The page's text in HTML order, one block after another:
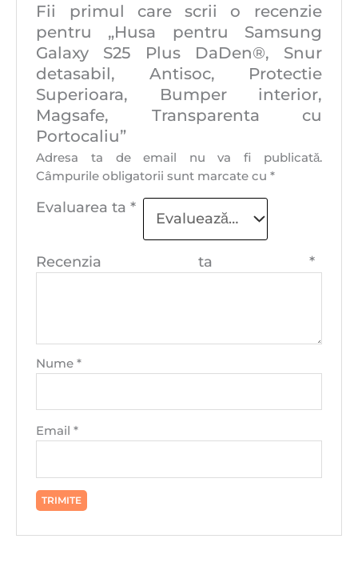
Fii primul care scrii o recenzie
pentru „Husa pentru Samsung
Galaxy S25 Plus DaDen®, Snur
detasabil, Antisoc, Protectie
Superioara, Bumper interior,
Magsafe, Transparenta cu
Portocaliu”
Adresa ta de email nu va fi publicată.
Câmpurile obligatorii sunt marcate cu*
Evaluarea ta*
Recenzia ta *
Nume*
Email*